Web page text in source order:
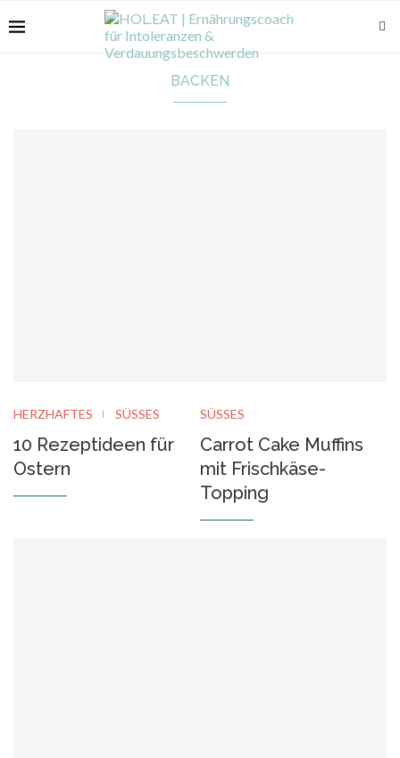
BACKEN
HERZHAFTES SÜSSES
10 Rezeptideen für
Ostern
SÜSSES
Carrot Cake Muffins
mit Frischkäse-
Topping